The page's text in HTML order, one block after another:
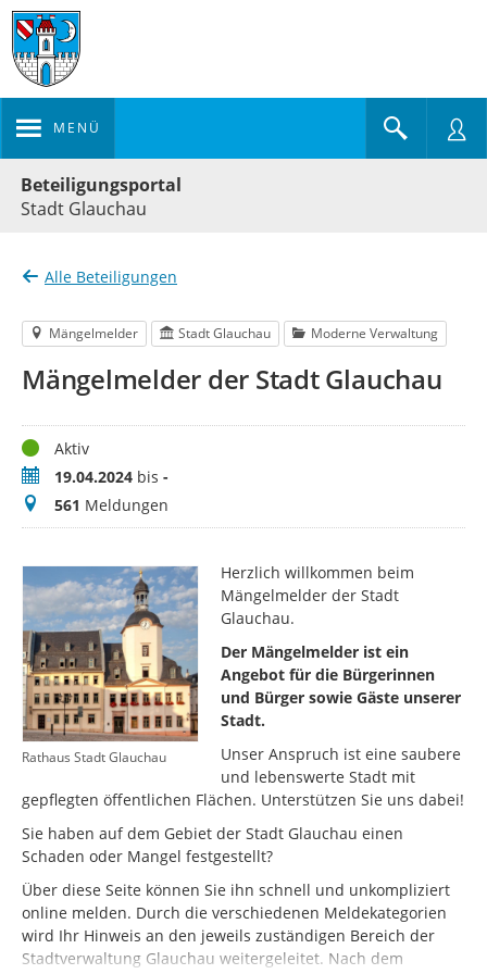
MENÜ
Beteiligungsportal
Stadt Glauchau
Alle Beteiligungen
Mängelmelder Stadt Glauchau Moderne Verwaltung
Mängelmelder der Stadt Glauchau
StatusAktiv
Zeitraum19.04.2024 bis -
Meldungen
561 Meldungen
Rathaus Stadt Glauchau
Herzlich willkommen beim
Mängelmelder der Stadt
Glauchau.
Der Mängelmelder ist ein
Angebot für die Bürgerinnen
und Bürger sowie Gäste unserer
Stadt.
Unser Anspruch ist eine saubere
und lebenswerte Stadt mit
gepflegten öffentlichen Flächen. Unterstützen Sie uns dabei!
Sie haben auf dem Gebiet der Stadt Glauchau einen
Schaden oder Mangel festgestellt?
Über diese Seite können Sie ihn schnell und unkompliziert
online melden. Durch die verschiedenen Meldekategorien
wird Ihr Hinweis an den jeweils zuständigen Bereich der
Stadtverwaltung Glauchau weitergeleitet. Nach dem